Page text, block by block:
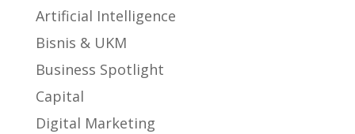
Artificial Intelligence
Bisnis & UKM
Business Spotlight
Capital
Digital Marketing